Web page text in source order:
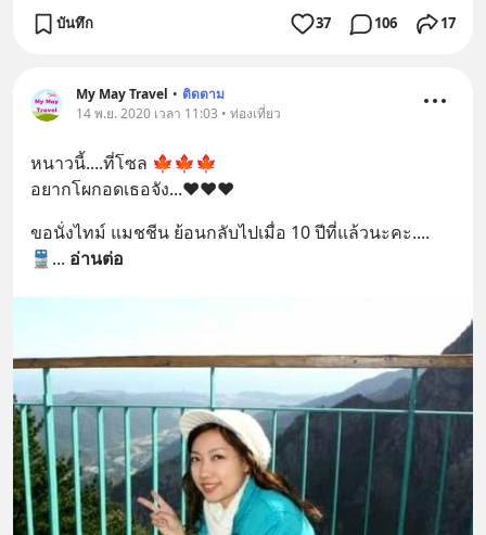
บันทึก 37 106 17
My May Travel • ติดตาม
14 พ.ย. 2020 เวลา 11:03 • ท่องเที่ยว
หนาวนี้....ที่โซล 🍁🍁🍁
อยากโผกอดเธอจัง...❤❤❤
ขอนั่งไทม์ แมชชีน ย้อนกลับไปเมื่อ 10 ปีที่แล้วนะคะ....
🚆 ... อ่านต่อ